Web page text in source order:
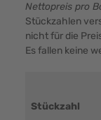
Nettopreis pro
Stückzahlen
nicht für die
Es fallen keine
Stückzahl